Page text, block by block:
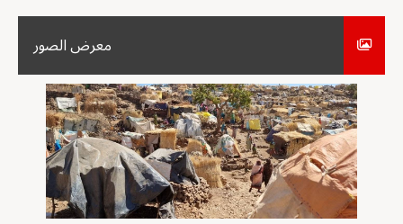
معرض الصور